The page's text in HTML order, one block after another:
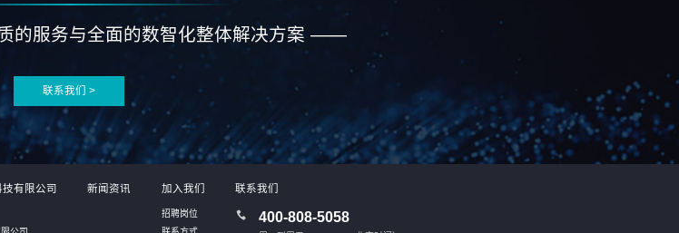
的服务与全面的数智化整体解决方案 ——
联系我们 >
有限公司 新闻资讯 加入我们
招聘岗位
联系我们
400-808-5058